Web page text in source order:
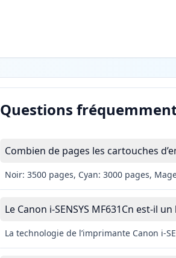
Questions
Combien de pages les cartouches
Noir: 3500 pages, Cyan: 3000 pages,
Le Canon i-SENSYS MF631Cn est-il
La technologie de l’imprimante Canon i-